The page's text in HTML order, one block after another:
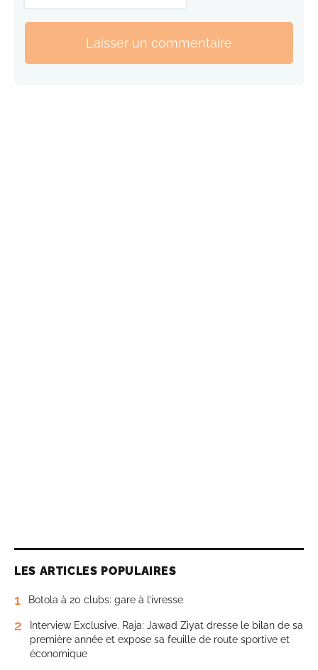
Laisser un commentaire
LES ARTICLES POPULAIRES
1 Botola à 20 clubs: gare à l’ivresse
2
Interview Exclusive. Raja: Jawad Ziyat dresse le bilan de sa
première année et expose sa feuille de route sportive et
économique